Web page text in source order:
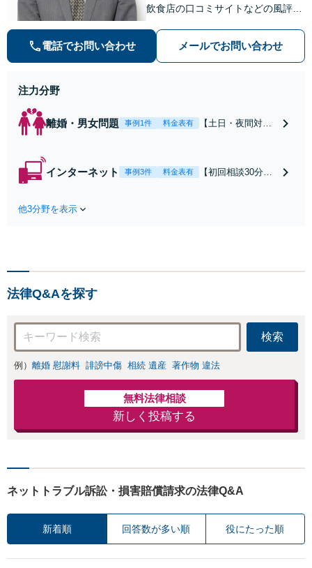
飲食店の口コミサイトなどの風評被
の種類を問わず相談可。可能な限り
早期対応で駆けつけサポート【労
電話でお問い合わせ メールでお問い合わせ
注力分野
離婚・男女問題 事例1件 料金表有
【土日・夜間対応
れたら、サインす
インターネット 事例3件 料金表有
【初回相談30分無
お店の風評被害対
応可：開示請求の
意見照会が来たと
きの対処法、被害
者との示談交渉
他3分野を表示
法律Q&Aを探す
検索
例） 離婚 慰謝料 誹謗中傷 相続 遺産 著作物 違法
無料法律相談
新しく投稿する
ネットトラブル訴訟・損害賠償請求の法律Q&A
新着順 回答数が多い順 役にたった順